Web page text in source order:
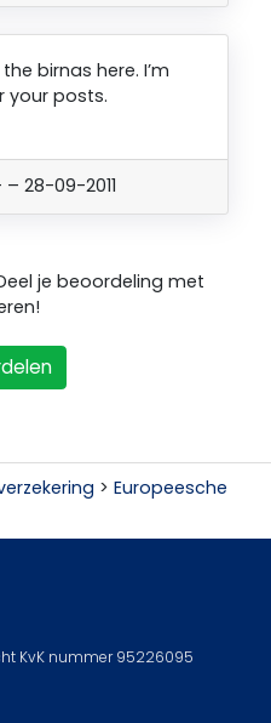
birnas here. I’m
your posts.
– 28-09-2011
je beoordeling met
> Europeesche